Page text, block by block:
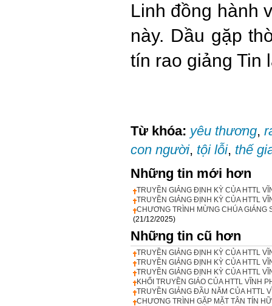
Linh đồng hành
này. Dầu gặp
tín rao giảng Tin
Từ khóa: yêu thương,
con người, tội lỗi, thế
Những tin mới hơn
TRUYỀN GIẢNG ĐỊNH KỲ CỦA HTTL
TRUYỀN GIẢNG ĐỊNH KỲ CỦA HTTL
CHƯƠNG TRÌNH MỪNG CHÚA GIÁNG
(21/12/2025)
Những tin cũ hơn
TRUYỀN GIẢNG ĐỊNH KỲ CỦA HTTL
TRUYỀN GIẢNG ĐỊNH KỲ CỦA HTTL
TRUYỀN GIẢNG ĐỊNH KỲ CỦA HTTL
KHỐI TRUYỀN GIÁO CỦA HTTL VĨNH
TRUYỀN GIẢNG ĐẦU NĂM CỦA HTTL
CHƯƠNG TRÌNH GẶP MẶT TÂN TÍN